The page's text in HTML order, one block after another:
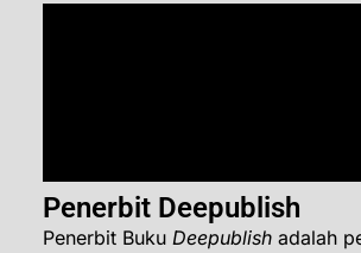
Penerbit Deepublish
Penerbit Buku Deepublish adalah